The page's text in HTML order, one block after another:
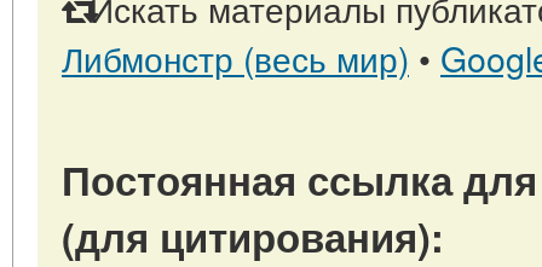
Либмонстр (весь мир) •
Постоянная ссылка
(для цитирования):